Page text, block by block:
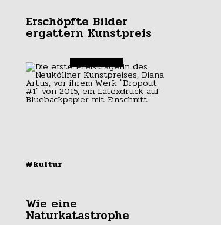
Erschöpfte Bilder
ergattern Kunstpreis
#kultur
Wie eine
Naturkatastrophe